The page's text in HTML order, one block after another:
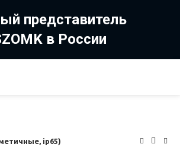
представитель
в России
ip65)